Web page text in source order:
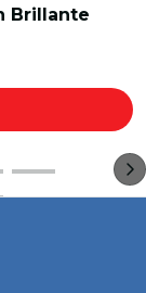
Brillante